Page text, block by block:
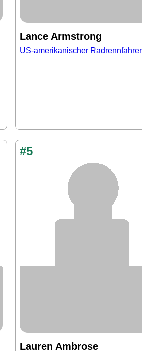
Lance Armstrong
US-amerikanischer Radrennfahrer
#5
Lauren Ambrose